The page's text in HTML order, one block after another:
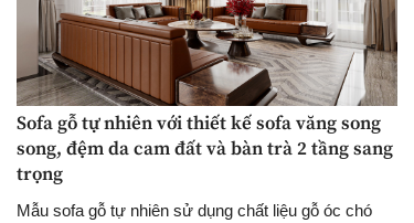
Sofa gỗ tự nhiên với thiết kế sofa văng song
song, đệm da cam đất và bàn trà 2 tầng sang
trọng
Mẫu sofa gỗ tự nhiên sử dụng chất liệu gỗ óc chó